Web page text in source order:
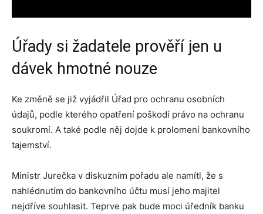
Úřady si žadatele prověří jen u
dávek hmotné nouze
Ke změně se již vyjádřil Úřad pro ochranu osobních
údajů, podle kterého opatření poškodí právo na ochranu
soukromí. A také podle něj dojde k prolomení bankovního
tajemství.
Ministr Jurečka v diskuzním pořadu ale namítl, že s
nahlédnutím do bankovního účtu musí jeho majitel
nejdříve souhlasit. Teprve pak bude moci úředník banku